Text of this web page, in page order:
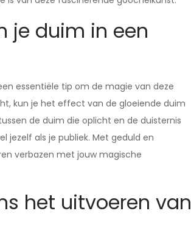
je duim in een
essentiële tip om de magie van deze
kun je het effect van de gloeiende duim
de duim die oplicht en de duisternis
jezelf als je publiek. Met geduld en
verbazen met jouw magische
het uitvoeren van